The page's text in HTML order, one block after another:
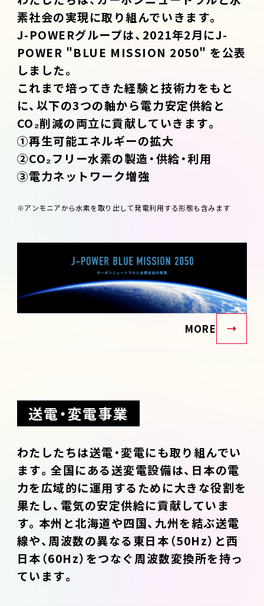
素社会の実現に取り組んでいきます。
J-POWERグループは、2021年2月にJ-
POWER "BLUE MISSION 2050" を公表
しました。
これまで培ってきた経験と技術力をもと
に、以下の3つの軸から電力安定供給と
CO₂削減の両立に貢献していきます。
①再生可能エネルギーの拡大
②CO₂フリー水素の製造・供給・利用
③電力ネットワーク増強
※アンモニアから水素を取り出して発電利用する形態も含みます
MORE
送電・変電事業
わたしたちは送電・変電にも取り組んでい
ます。全国にある送変電設備は、日本の電
力を広域的に運用するために大きな役割を
果たし、電気の安定供給に貢献していま
す。本州と北海道や四国、九州を結ぶ送電
線や、周波数の異なる東日本（50Hz）と西
日本（60Hz）をつなぐ周波数変換所を持っ
ています。